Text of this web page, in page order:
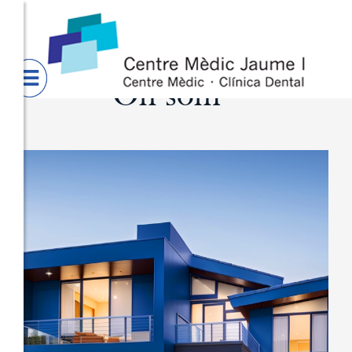
JAUME I
MARQUES
CICATRIUS
LESIONS
On som